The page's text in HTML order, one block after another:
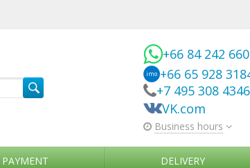
+66 84 242
imo +66 65 928
+7 495 308 4346
VK.com
Business hours
PAYMENT DELIVERY